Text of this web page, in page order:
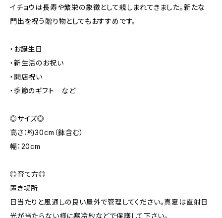
イチョウは長寿や繁栄の象徴として親しまれてきました。新たな
門出を祝う贈り物としてもおすすめです。
・お誕生日
・新生活のお祝い
・開店祝い
・季節のギフト など
◎サイズ◎
高さ：約30cm（鉢含む）
幅：20cm
◎育て方◎
置き場所
日当たりと風通しの良い屋外で管理してください。真夏は直射日
光が当たらない様に寒冷紗などで保護して下さい。